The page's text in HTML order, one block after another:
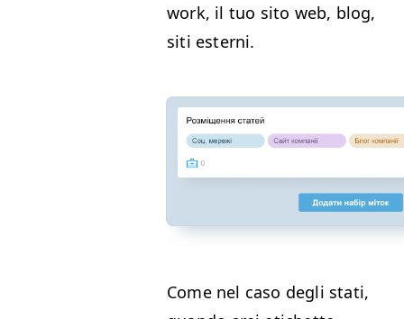
work, il tuo sito web, blog,
siti esterni.
Come nel caso degli sta­ti,